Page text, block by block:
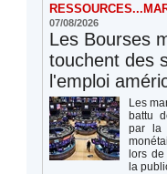
07/08/2026
Les Bourses
touchent des
l'emploi
Les
battu
par la
lors
la